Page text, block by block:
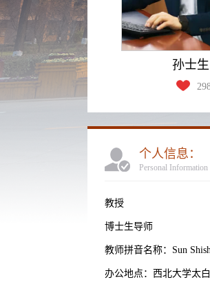
孙士生
个人信息：
Personal Information
教授
博士生导师
教师拼音名称：Sun
办公地点：西北大学太